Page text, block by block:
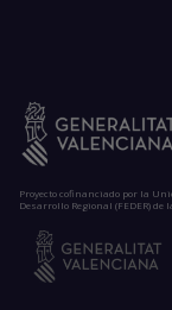
Proyecto cofinanciado por la
Desarrollo Regional (FEDER)